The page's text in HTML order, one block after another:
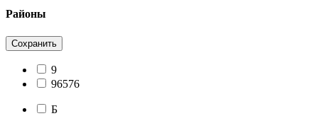
Районы
Сохранить
9
96576
Б